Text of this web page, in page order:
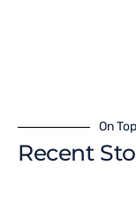
On Top
Recent